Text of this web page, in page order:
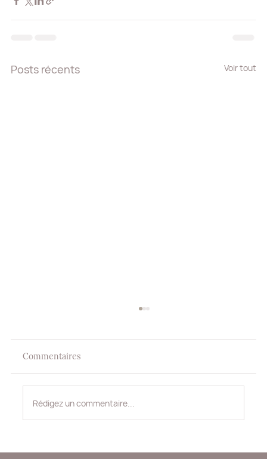
Posts récents Voir tout
Commentaires
Rédigez un commentaire...